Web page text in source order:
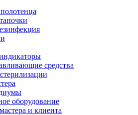
средства
оборудование
и клиента